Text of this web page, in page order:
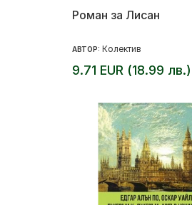
Роман за Лисан
АВТОР: Колектив
9.71 EUR (18.99 лв.)